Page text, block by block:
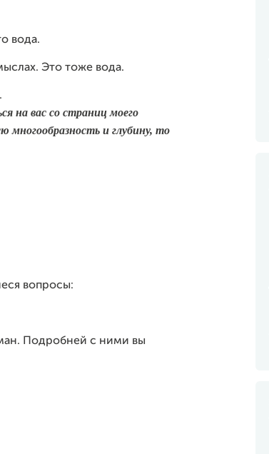
вода.
Это тоже вода.
на вас со страниц моего
многообразность и глубину, то
вопросы:
Подробней с ними вы